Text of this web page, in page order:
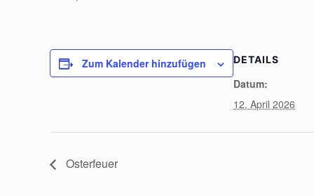
Zum Kalender hinzufügen DETAILS
Datum:
12. April 2026
Osterfeuer